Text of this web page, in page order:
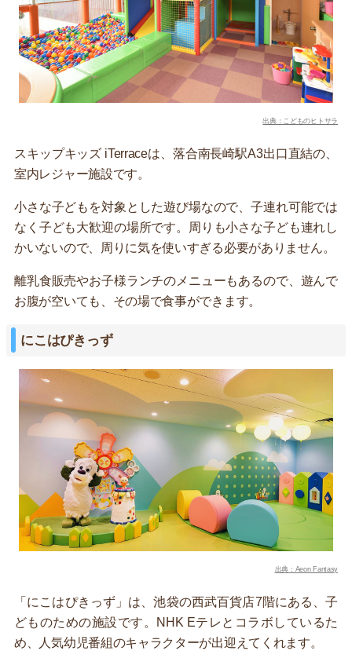
出典：こどものヒトサラ
スキップキッズ iTerraceは、落合南長崎駅A3出口直結の、
室内レジャー施設です。
小さな子どもを対象とした遊び場なので、子連れ可能では
なく子ども大歓迎の場所です。周りも小さな子ども連れし
かいないので、周りに気を使いすぎる必要がありません。
離乳食販売やお子様ランチのメニューもあるので、遊んで
お腹が空いても、その場で食事ができます。
にこはぴきっず
出典：Aeon Fantasy
「にこはぴきっず」は、池袋の西武百貨店7階にある、子
どものための施設です。NHK Eテレとコラボしているた
め、人気幼児番組のキャラクターが出迎えてくれます。